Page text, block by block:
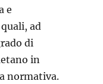
e
ad
di
in
normativa.